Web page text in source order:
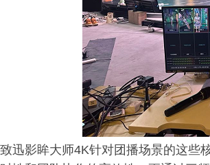
致迅影眸大师4K针对团播场景的这些